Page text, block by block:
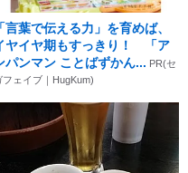
「言葉で伝える力」を育めば、
ヤイヤ期もすっきり！ 「ア
パンマン ことばずかん... PR(セ
フェイブ｜HugKum)